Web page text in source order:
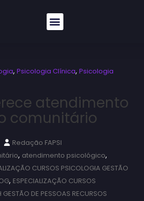
, Psicologia Clínica, Psicologia
atendimento
comunitário
Redação FAPSI
, atendimento psicológico,
CURSOS PSICOLOGIA GESTÃO
, ESPECIALIZAÇÃO CURSOS
DE PESSOAS RECURSOS